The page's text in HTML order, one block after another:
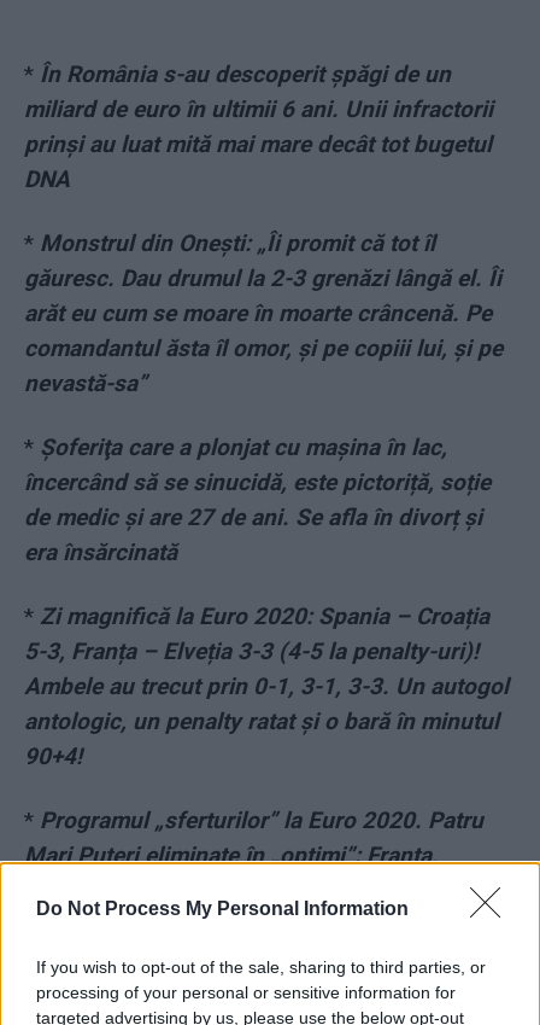
Do Not Process My Personal Information
If you wish to opt-out of the sale, sharing to third parties, or
processing of your personal or sensitive information for
targeted advertising by us, please use the below opt-out
* În România s-au descoperit șpăgi de un
miliard de euro în ultimii 6 ani. Unii infractorii
prinși au luat mită mai mare decât tot bugetul
DNA
* Monstrul din Onești: „Îi promit că tot îl
găuresc. Dau drumul la 2-3 grenăzi lângă el. Îi
arăt eu cum se moare în moarte crâncenă. Pe
comandantul ăsta îl omor, şi pe copiii lui, şi pe
nevastă-sa”
* Șoferiţa care a plonjat cu maşina în lac,
încercând să se sinucidă, este pictoriță, soție
de medic și are 27 de ani. Se afla în divorț și
era însărcinată
* Zi magnifică la Euro 2020: Spania – Croația
5-3, Franța – Elveția 3-3 (4-5 la penalty-uri)!
Ambele au trecut prin 0-1, 3-1, 3-3. Un autogol
antologic, un penalty ratat și o bară în minutul
90+4!
* Programul „sferturilor” la Euro 2020. Patru
Mari Puteri eliminate în „optimi”: Franța,